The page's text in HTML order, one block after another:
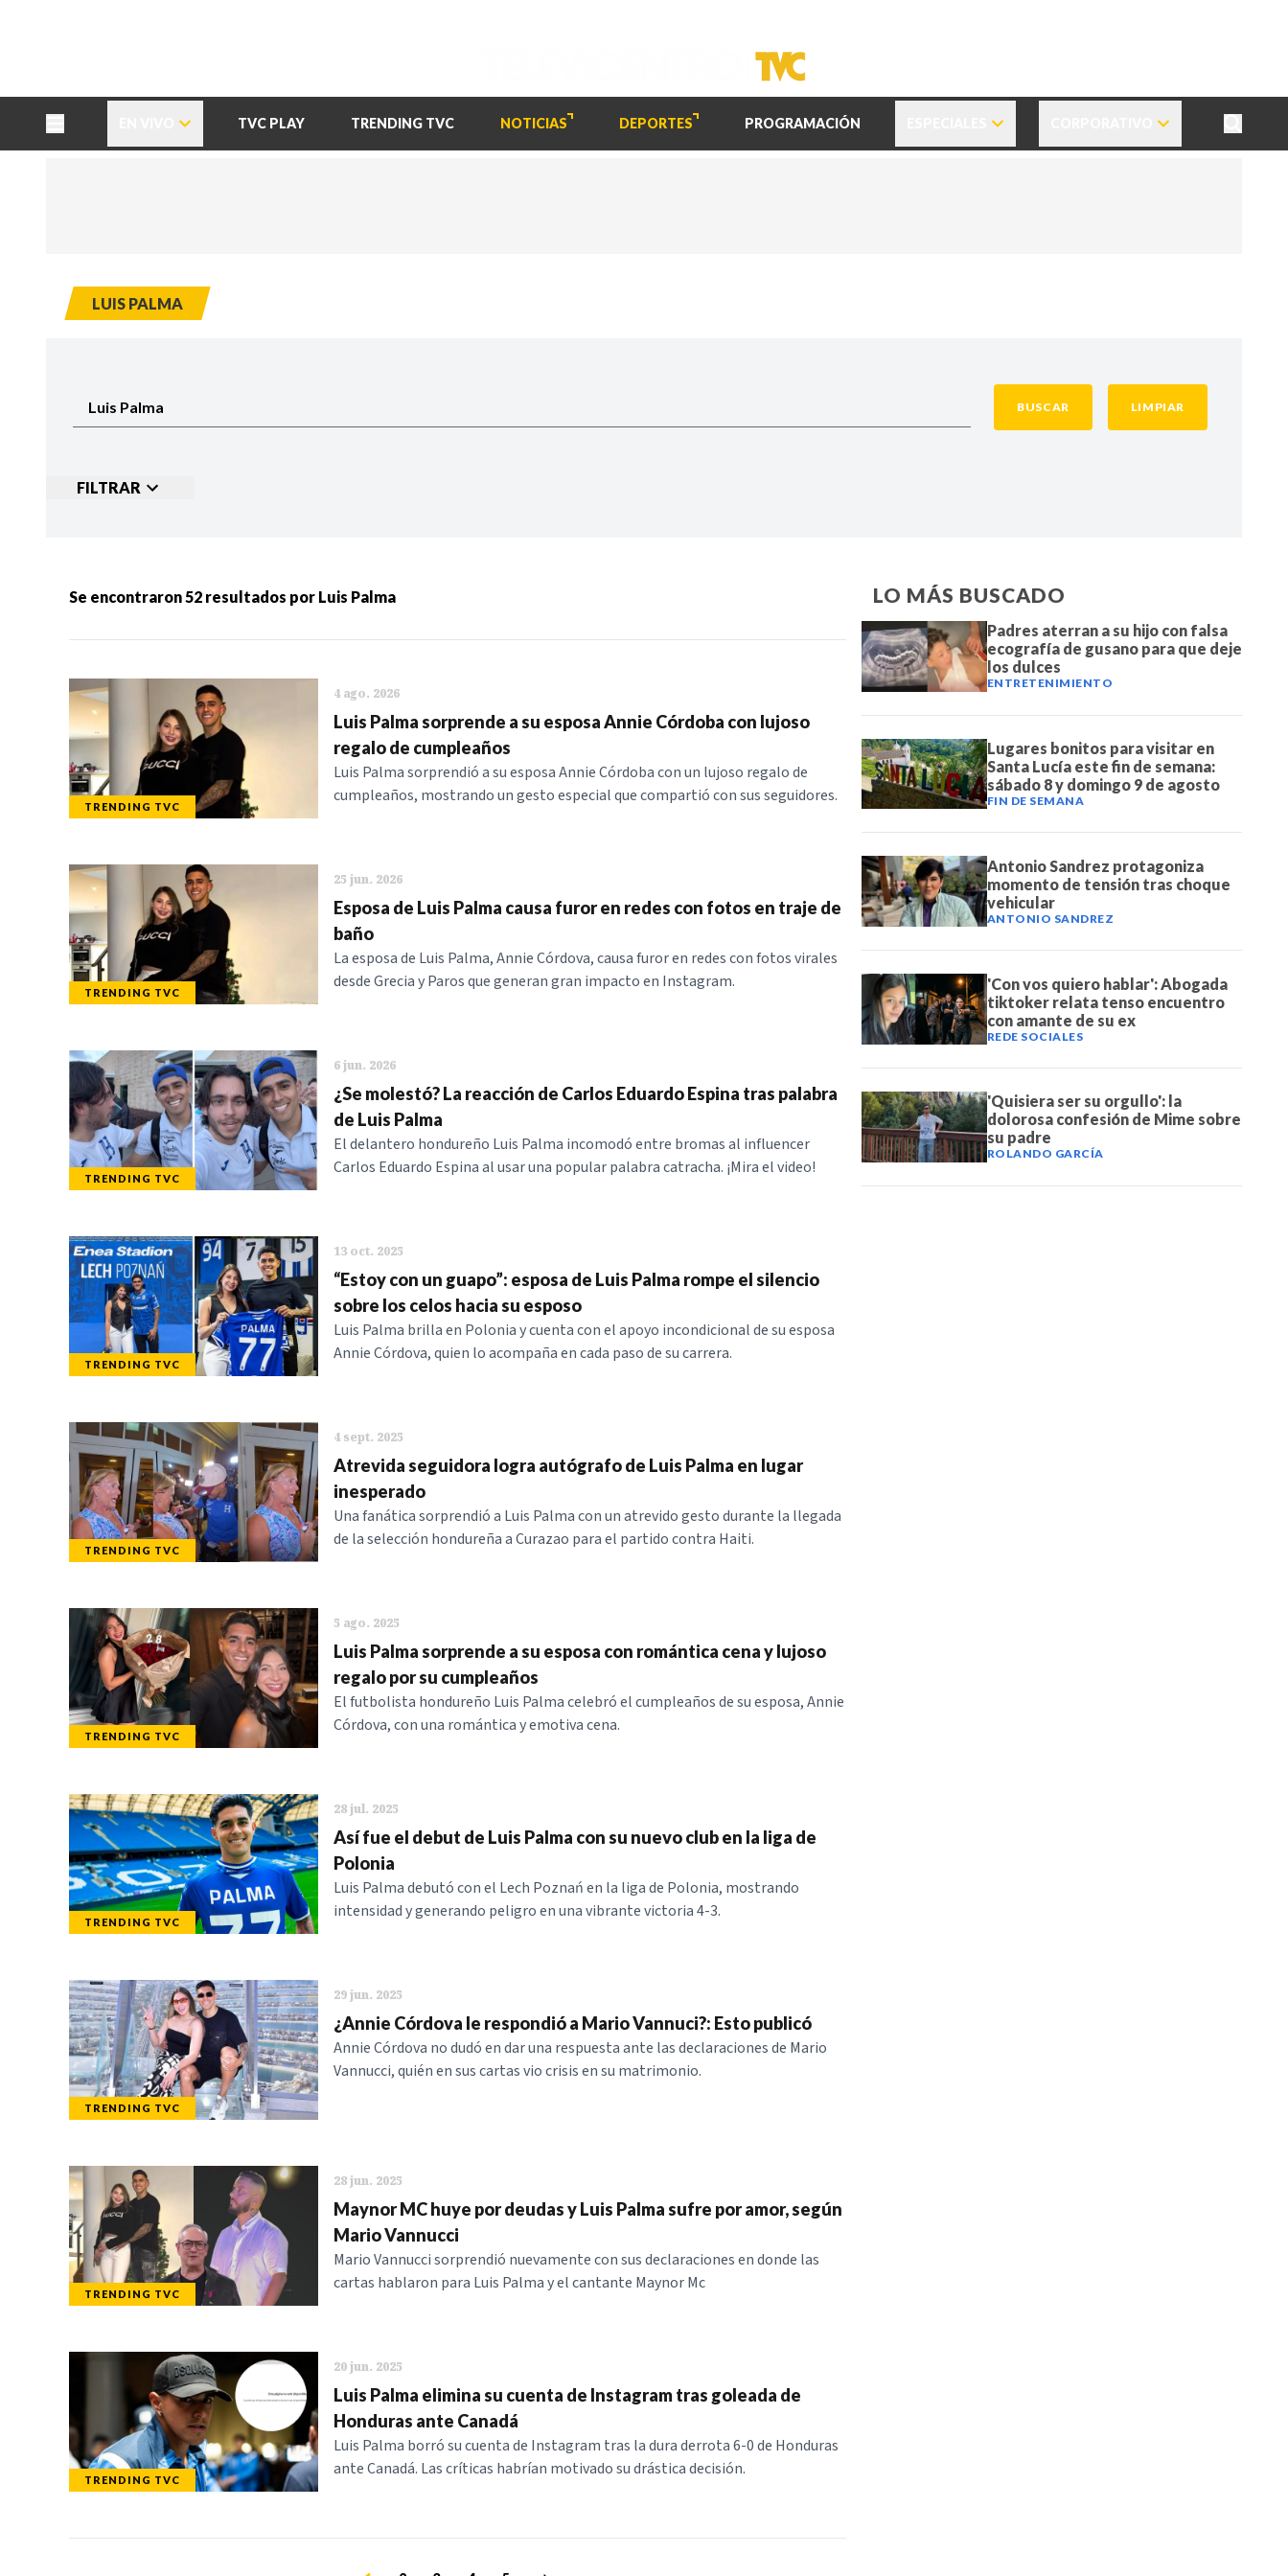
TVC PLAY TRENDING TVC NOTICIAS DEPORTES PROGRAMACIÓN
LUIS PALMA
BUSCAR LIMPIAR
FILTRAR
Categorias: NOTICIAS SERIES
Se encontraron52 resultados por Luis Palma
TRENDING TVC
4 ago. 2026
Luis Palma sorprende a su esposa Annie Córdoba con lujoso
regalo de cumpleaños
Luis Palma sorprendió a su esposa Annie Córdoba con un lujoso regalo de
cumpleaños, mostrando un gesto especial que compartió con sus seguidores.
TRENDING TVC
25 jun. 2026
Esposa de Luis Palma causa furor en redes con fotos en traje de
baño
La esposa de Luis Palma, Annie Córdova, causa furor en redes con fotos virales
desde Grecia y Paros que generan gran impacto en Instagram.
TRENDING TVC
6 jun. 2026
¿Se molestó? La reacción de Carlos Eduardo Espina tras palabra
de Luis Palma
El delantero hondureño Luis Palma incomodó entre bromas al influencer
Carlos Eduardo Espina al usar una popular palabra catracha. ¡Mira el video!
TRENDING TVC
13 oct. 2025
“Estoy con un guapo”: esposa de Luis Palma rompe el silencio
sobre los celos hacia su esposo
Luis Palma brilla en Polonia y cuenta con el apoyo incondicional de su esposa
Annie Córdova, quien lo acompaña en cada paso de su carrera.
TRENDING TVC
4 sept. 2025
Atrevida seguidora logra autógrafo de Luis Palma en lugar
inesperado
Una fanática sorprendió a Luis Palma con un atrevido gesto durante la llegada
de la selección hondureña a Curazao para el partido contra Haiti.
TRENDING TVC
5 ago. 2025
Luis Palma sorprende a su esposa con romántica cena y lujoso
regalo por su cumpleaños
El futbolista hondureño Luis Palma celebró el cumpleaños de su esposa, Annie
Córdova, con una romántica y emotiva cena.
TRENDING TVC
28 jul. 2025
Así fue el debut de Luis Palma con su nuevo club en la liga de
Polonia
Luis Palma debutó con el Lech Poznań en la liga de Polonia, mostrando
intensidad y generando peligro en una vibrante victoria 4-3.
TRENDING TVC
29 jun. 2025
¿Annie Córdova le respondió a Mario Vannuci?: Esto publicó
Annie Córdova no dudó en dar una respuesta ante las declaraciones de Mario
Vannucci, quién en sus cartas vio crisis en su matrimonio.
TRENDING TVC
28 jun. 2025
Maynor MC huye por deudas y Luis Palma sufre por amor, según
Mario Vannucci
Mario Vannucci sorprendió nuevamente con sus declaraciones en donde las
cartas hablaron para Luis Palma y el cantante Maynor Mc
TRENDING TVC
20 jun. 2025
Luis Palma elimina su cuenta de Instagram tras goleada de
Honduras ante Canadá
Luis Palma borró su cuenta de Instagram tras la dura derrota 6-0 de Honduras
ante Canadá. Las críticas habrían motivado su drástica decisión.
LO MÁS BUSCADO
Padres aterran a su hijo con falsa
ecografía de gusano para que deje
los dulces
ENTRETENIMIENTO
Lugares bonitos para visitar en
Santa Lucía este fin de semana:
sábado 8 y domingo 9 de agosto
FIN DE SEMANA
Antonio Sandrez protagoniza
momento de tensión tras choque
vehicular
ANTONIO SANDREZ
'Con vos quiero hablar': Abogada
tiktoker relata tenso encuentro
con amante de su ex
REDE SOCIALES
'Quisiera ser su orgullo': la
dolorosa confesión de Mime sobre
su padre
ROLANDO GARCÍA